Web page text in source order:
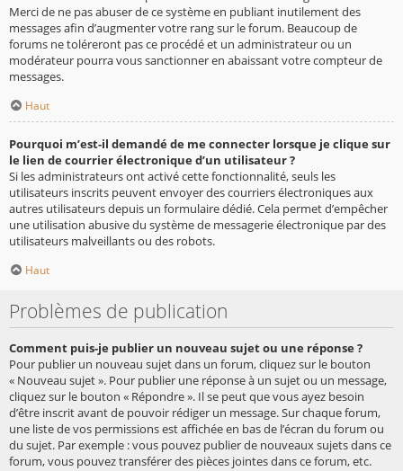
Merci de ne pas abuser de ce système en publiant inutilement des
messages afin d’augmenter votre rang sur le forum. Beaucoup de
forums ne toléreront pas ce procédé et un administrateur ou un
modérateur pourra vous sanctionner en abaissant votre compteur de
messages.
Haut
Pourquoi m’est-il demandé de me connecter lorsque je clique sur
le lien de courrier électronique d’un utilisateur ?
Si les administrateurs ont activé cette fonctionnalité, seuls les
utilisateurs inscrits peuvent envoyer des courriers électroniques aux
autres utilisateurs depuis un formulaire dédié. Cela permet d’empêcher
une utilisation abusive du système de messagerie électronique par des
utilisateurs malveillants ou des robots.
Haut
Problèmes de publication
Comment puis-je publier un nouveau sujet ou une réponse ?
Pour publier un nouveau sujet dans un forum, cliquez sur le bouton
« Nouveau sujet ». Pour publier une réponse à un sujet ou un message,
cliquez sur le bouton « Répondre ». Il se peut que vous ayez besoin
d’être inscrit avant de pouvoir rédiger un message. Sur chaque forum,
une liste de vos permissions est affichée en bas de l’écran du forum ou
du sujet. Par exemple : vous pouvez publier de nouveaux sujets dans ce
forum, vous pouvez transférer des pièces jointes dans ce forum, etc.